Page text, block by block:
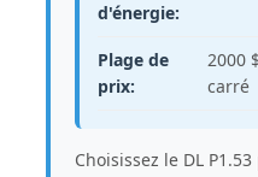
d'énergie:
Plage de
prix:
2000
carré
Choisissez le DL